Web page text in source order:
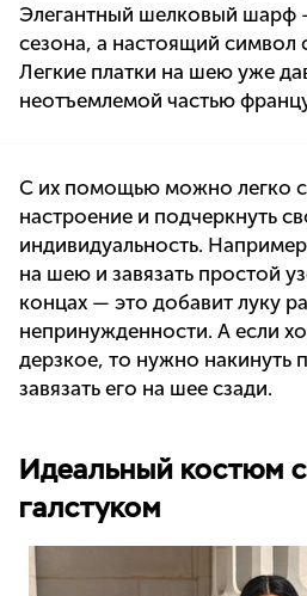
Элегантный шелковый шарф
сезона, а настоящий символ
Легкие платки на шею уже
неотъемлемой частью
С их помощью можно легко
настроение и подчеркнуть
индивидуальность.
на шею и завязать простой
концах — это добавит луку
непринужденности. А если
дерзкое, то нужно накинуть
завязать его на шее сзади.
Идеальный костюм
галстуком